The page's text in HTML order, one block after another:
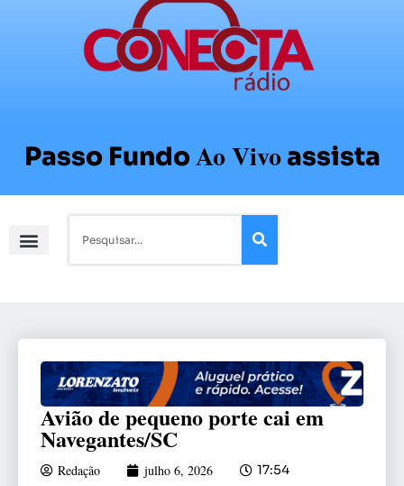
Passo FundoAo Vivoassista
Avião de pequeno porte cai em
Navegantes/SC
Redação julho 6, 2026 17:54